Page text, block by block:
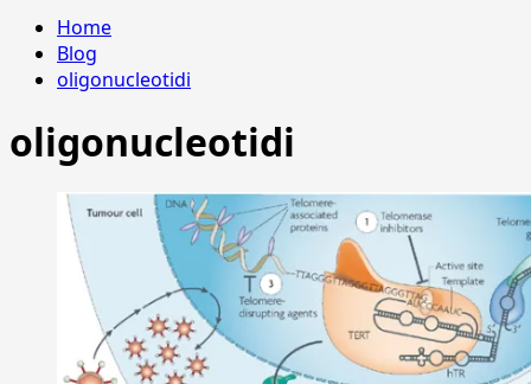
Home
Blog
oligonucleotidi
oligonucleotidi